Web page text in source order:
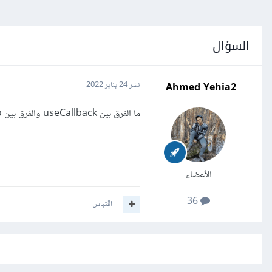
السؤال
Ahmed Yehia2
الأعضاء
نشر24 يناير 2022
ما الفرق بين useCallback والفرق بين useMemo?
اقتباس